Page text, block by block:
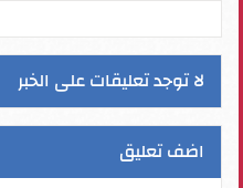
لا توجد تعليقات على الخبر
اضف تعليق